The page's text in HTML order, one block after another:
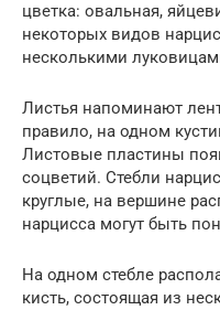
цветка: овальная,
некоторых видов
несколькими
Листья напоминают
правило, на одном
Листовые пластины
соцветий. Стебли
круглые, на вершине
нарцисса могут быть
На одном стебле
кисть, состоящая из